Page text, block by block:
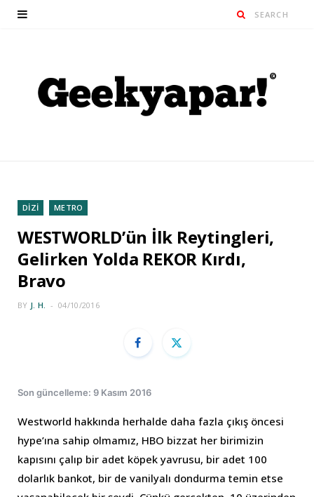
DİZİ METRO
WESTWORLD’ün İlk Reytingleri,
Gelirken Yolda REKOR Kırdı,
Bravo
BY J. H. 04/10/2016
Son güncelleme: 9 Kasım 2016
Westworld hakkında herhalde daha fazla çıkış öncesi
hype’ına sahip olmamız, HBO bizzat her birimizin
kapısını çalıp bir adet köpek yavrusu, bir adet 100
dolarlık bankot, bir de vanilyalı dondurma temin etse